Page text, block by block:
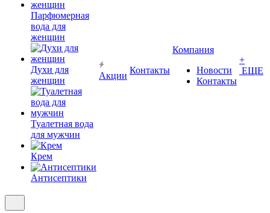
Парфюмерная
вода для
женщин
Духи для
женщин
Туалетная вода
для мужчин
Крем
Антисептики
Акции
Контакты
Компания
Новости
Контакты
+
ЕЩЕ